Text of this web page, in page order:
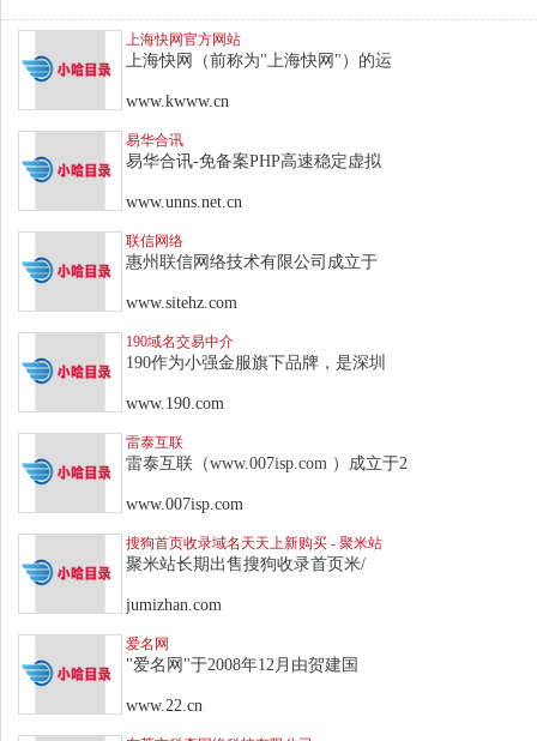
上海快网官方网站
上海快网（前称为"上海快网"）的运
www.kwww.cn
易华合讯
易华合讯-免备案PHP高速稳定虚拟
www.unns.net.cn
联信网络
惠州联信网络技术有限公司成立于
www.sitehz.com
190域名交易中介
190作为小强金服旗下品牌，是深圳
www.190.com
雷泰互联
雷泰互联（www.007isp.com ）成立于2
www.007isp.com
搜狗首页收录域名天天上新购买 - 聚米站
聚米站长期出售搜狗收录首页米/
jumizhan.com
爱名网
"爱名网"于2008年12月由贺建国
www.22.cn